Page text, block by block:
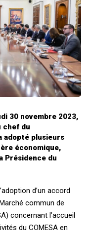
30 novembre 2023,
chef du
adopté plusieurs
économique,
Présidence du
d’un accord
commun de
concernant l’accueil
du COMESA en